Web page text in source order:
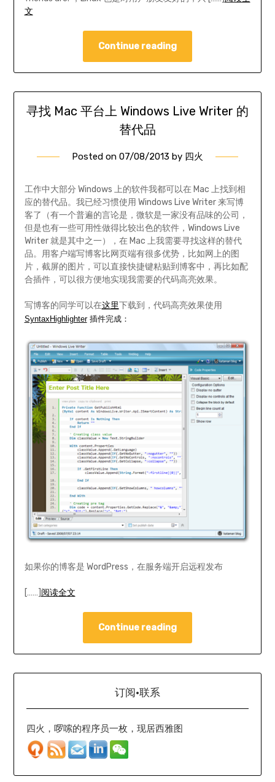
文
Continue reading
寻找 Mac 平台上 Windows Live Writer 的
替代品
Posted on 07/08/2013 by 四火
工作中大部分 Windows 上的软件我都可以在 Mac 上找到相
应的替代品。我已经习惯使用 Windows Live Writer 来写博
客了（有一个普遍的言论是，微软是一家没有品味的公司，
但是也有一些可用性做得比较出色的软件，Windows Live
Writer 就是其中之一），在 Mac 上我需要寻找这样的替代
品。用客户端写博客比网页端有很多优势，比如网上的图
片，截屏的图片，可以直接快捷键粘贴到博客中，再比如配
合插件，可以很方便地实现我需要的代码高亮效果。
写博客的同学可以在这里下载到，代码高亮效果使用
SyntaxHighlighter插件完成：
如果你的博客是 WordPress，在服务端开启远程发布
[……] 阅读全文
Continue reading
订阅·联系
四火，啰嗦的程序员一枚，现居西雅图